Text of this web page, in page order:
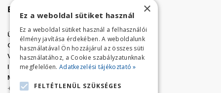
Elérhetőség
Üzletünk címe:Szolnok, Vércse út 17.
Golf Center Áruház:06 (56) 423-324
VÁR-Kert Áruház: 06 (56) 429-771
Iroda:06 (56) 421-857
Megrendelés, termék információ:
+36 (70) 938-3356
×
Ez a weboldal sütiket használ
Ez a weboldal sütiket használ a felhasználói
élmény javítása érdekében. A weboldalunk
használatával Ön hozzájárul az összes süti
használatához, a Cookie szabályzatunknak
megfelelően. Adatkezelési tájékoztató »
FELTÉTLENÜL SZÜKSÉGES